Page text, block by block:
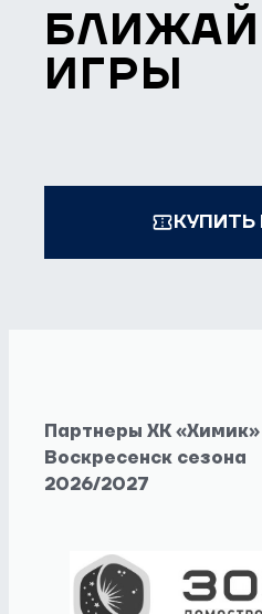
ИГРЫ
КУПИТЬ
Партнеры ХК «Химик»
Воскресенск сезона
2026/2027